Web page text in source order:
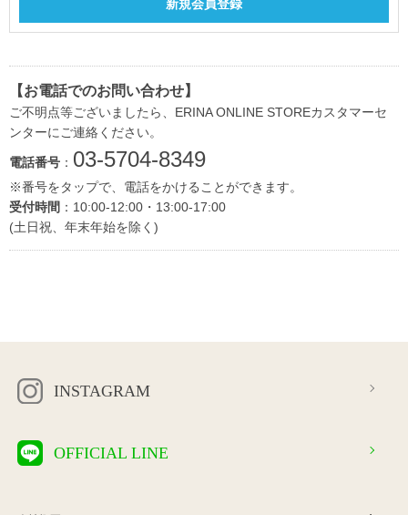
【お電話でのお問い合わせ】
ご不明点等ございましたら、ERINA ONLINE STOREカスタマーセ
ンターにご連絡ください。
電話番号 ： 03-5704-8349
※番号をタップで、電話をかけることができます。
受付時間 ：10:00-12:00・13:00-17:00
(土日祝、年末年始を除く)
INSTAGRAM
OFFICIAL LINE